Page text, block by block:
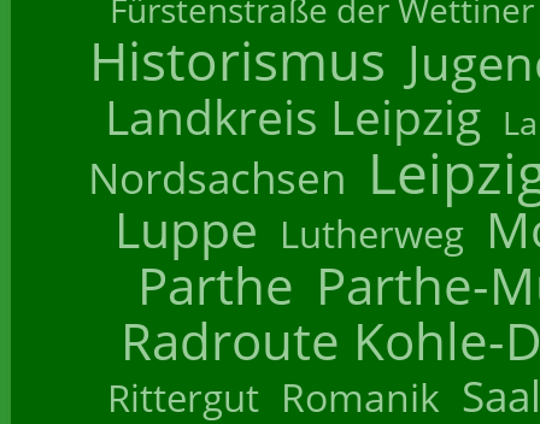
Fürstenstraße der Wettiner
Historismus
Landkreis Leipzig
Nordsachsen
Luppe Lutherweg
Parthe Parthe-
Radroute Kohle-
Rittergut Romanik